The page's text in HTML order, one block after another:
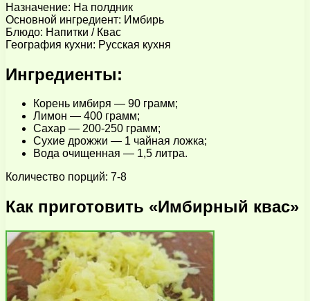
Назначение: На полдник
Основной ингредиент: Имбирь
Блюдо: Напитки / Квас
География кухни: Русская кухня
Ингредиенты:
Корень имбиря — 90 грамм;
Лимон — 400 грамм;
Сахар — 200-250 грамм;
Сухие дрожжи — 1 чайная ложка;
Вода очищенная — 1,5 литра.
Количество порций: 7-8
Как приготовить «Имбирный квас»